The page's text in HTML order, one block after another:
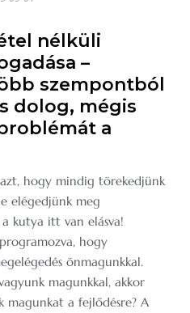
nélküli
–
szempontból
dolog, mégis
a
hogy mindig törekedjünk
elégedjünk meg
kutya itt van elásva!
hogy
önmagunkkal.
magunkkal, akkor
magunkat a fejlődésre? A